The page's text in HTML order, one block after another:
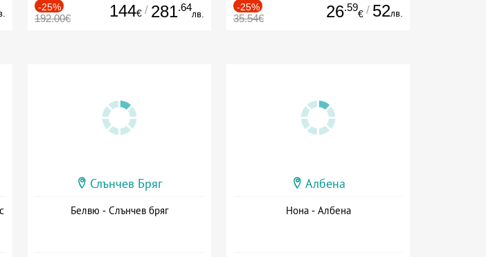
-25%
192.00€ 144€ / 281.64
лв.
-25%
35.54€ 26.59
€ / 52лв.
Слънчев Бряг
Белвю - Слънчев бряг
Албена
Нона - Албена